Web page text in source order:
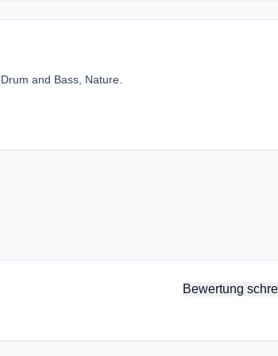
and Bass, Nature.
Bewertung